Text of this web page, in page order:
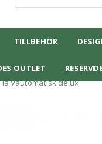
TILLBEHÖR
OUTLET
delux